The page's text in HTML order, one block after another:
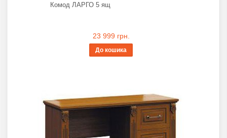
Комод ЛАРГО 5 ящ
23 999 грн.
До кошика